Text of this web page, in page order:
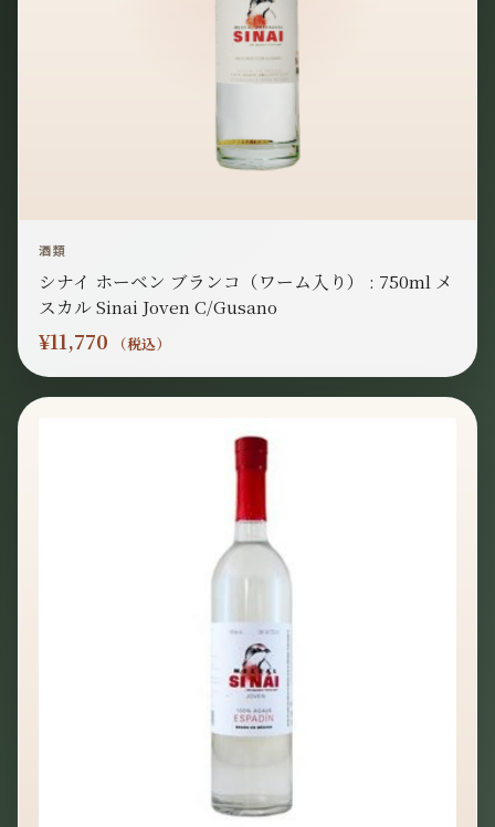
酒類
シナイ ホーベン ブランコ（ワーム入り） : 750ml メ
スカル Sinai Joven C/Gusano
¥11,770 （税込）